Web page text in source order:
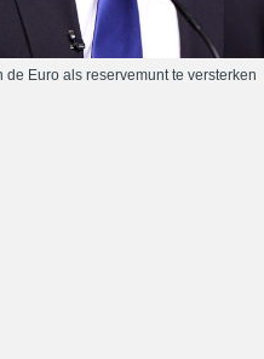
Euro als reservemunt te versterken